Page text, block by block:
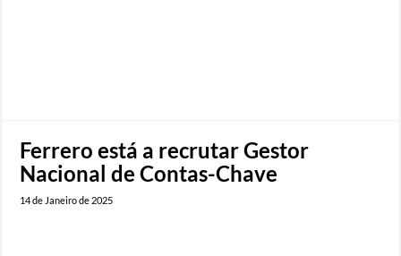
Ferrero está a recrutar Gestor
Nacional de Contas-Chave
14 de Janeiro de 2025